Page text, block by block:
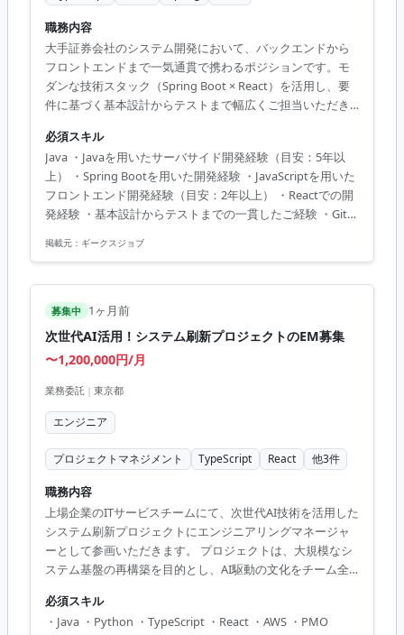
職務内容
大手証券会社のシステム開発において、バックエンドから
フロントエンドまで一気通貫で携わるポジションです。モ
ダンな技術スタック（Spring Boot × React）を活用し、要
件に基づく基本設計からテストまで幅広くご担当いただき
クリティカルなシステムにおいて、JavaとReactを用いたフ
ルスタック開発の経験が積める希少な案件です。堅牢なバ
ックエンド設計手法とモダンなフロントエンド技術を両立
させるスキルは、今後のエンタープライズ領域における技
術リードやアーキテクトへのステップアップに直結しま
す。
必須スキル
Java ・Javaを用いたサーバサイド開発経験（目安：5年以
上） ・Spring Bootを用いた開発経験 ・JavaScriptを用いた
フロントエンド開発経験（目安：2年以上） ・Reactでの開
発経験 ・基本設計からテストまでの一貫したご経験 ・Gitの
決できる方
掲載元： ギークスジョブ
募集中 1ヶ月前
次世代AI活用！システム刷新プロジェクトのEM募集
〜1,200,000円/月
業務委託 | 東京都
エンジニア
プロジェクトマネジメント TypeScript React 他3件
職務内容
上場企業のITサービスチームにて、次世代AI技術を活用した
システム刷新プロジェクトにエンジニアリングマネージャ
ーとして参画いただきます。 プロジェクトは、大規模なシ
ステム基盤の再構築を目的とし、AI駆動の文化をチーム全
フラに至るまでの横断的リードが求められています。 求め
られる役割は、プロジェクト全体の技術的リード、アーキ
必須スキル
・Java ・Python ・TypeScript ・React ・AWS ・PMO